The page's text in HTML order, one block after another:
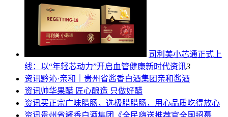
司利美小芯通正式上
线：以“年轻芯动力”开启血管健康新时代资讯3
资讯黔沁·亲和｜贵州省酱香白酒集团亲和酱酒
资讯帅华果醋 匠心酿造 只做好醋
资讯买正宗广味腊肠，选极腊腊肠，用心品质吃得放心
资讯贵州省酱香白酒集团《全民嗨送推荐官全国招募